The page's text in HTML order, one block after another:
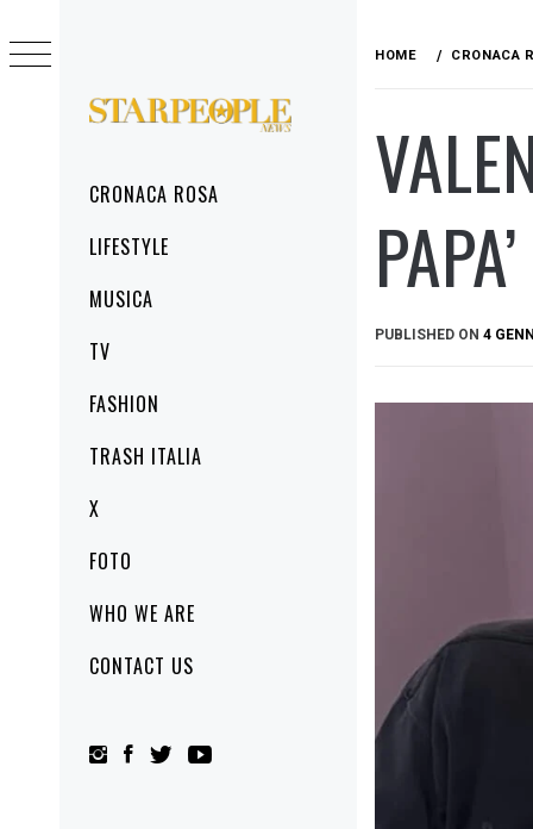
STARPEOPLENEWS
MenuCRONACA ROSA
LIFESTYLE
MUSICA
TV
FASHION
TRASH ITALIA
X
FOTO
WHO WE ARE
CONTACT US
to
content
HOME CRONACA
PAPA’
PUBLISHED ON 4